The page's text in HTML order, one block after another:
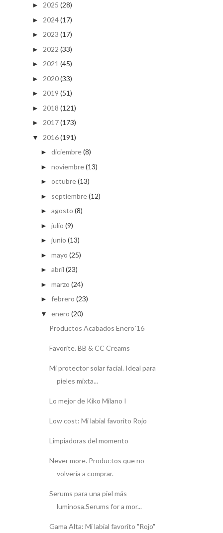
► 2025 (28)
► 2024(17)
► 2023 (17)
► 2022 (33)
► 2021 (45)
► 2020(33)
► 2019 (51)
► 2018 (121)
► 2017(173)
▼ 2016(191)
► diciembre(8)
► noviembre(13)
► octubre(13)
► septiembre(12)
► agosto (8)
► julio (9)
► junio (13)
► mayo (25)
► abril (23)
► marzo (24)
► febrero (23)
▼ enero (20)
Productos Acabados Enero´16
Favorite. BB & CC Creams
Mi protector solar facial. Ideal para
pieles mixta...
Lo mejor de Kiko Milano I
Low cost: Mi labial favorito Rojo
Limpiadoras del momento
Never more. Productos que no
volvería a comprar.
Serums para una piel más
luminosa.Serums for a mor...
Gama Alta: Mi labial favorito "Rojo"